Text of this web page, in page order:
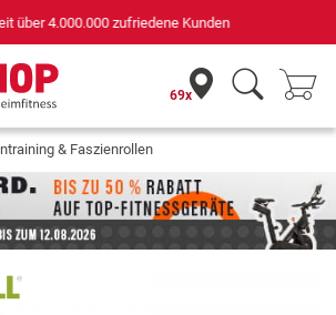
(n-tv+DISQ 2016-2024)
69x
& Faszienrollen